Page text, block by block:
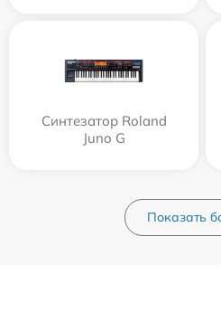
Синтезатор Roland
Juno G
Показать